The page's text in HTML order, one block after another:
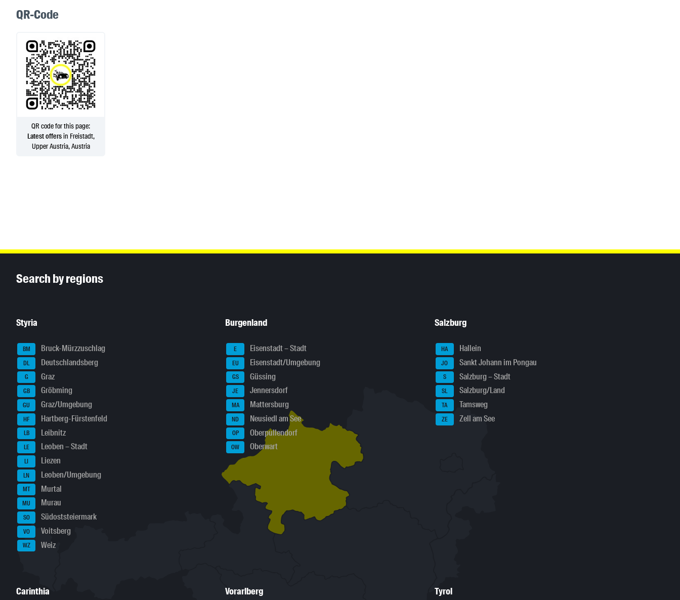
QR-Code
QR code for this page:
Latest offersin Freistadt,
Upper Austria, Austria
Search by regions
Styria
BM Bruck-Mürzzuschlag
DL Deutschlandsberg
G Graz
GB Gröbming
GU Graz/Umgebung
HF Hartberg-Fürstenfeld
LB Leibnitz
LE Leoben – Stadt
LI Liezen
LN Leoben/Umgebung
MT Murtal
MU Murau
SO Südoststeiermark
VO Voitsberg
WZ Weiz
Burgenland
E Eisenstadt – Stadt
EU Eisenstadt/Umgebung
GS Güssing
JE Jennersdorf
MA Mattersburg
ND Neusiedl am See
OP Oberpullendorf
OW Oberwart
Salzburg
HA Hallein
JO Sankt Johann im Pongau
S Salzburg – Stadt
SL Salzburg/Land
TA Tamsweg
ZE Zell am See
Carinthia Vorarlberg Tyrol